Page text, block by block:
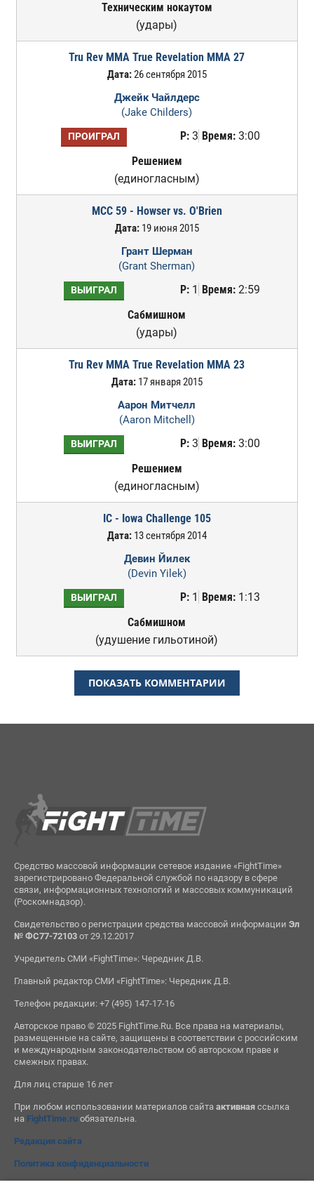
Техническим нокаутом
(удары)
Tru Rev MMA True Revelation MMA 27
Дата:26 сентября 2015
Джейк Чайлдерс
(Jake Childers)
ПРОИГРАЛ Р:3 Время:3:00
Решением
(единогласным)
MCC 59 - Howser vs. O'Brien
Дата:19 июня 2015
Грант Шерман
(Grant Sherman)
ВЫИГРАЛ Р:1 Время:2:59
Сабмишном
(удары)
Tru Rev MMA True Revelation MMA 23
Дата:17 января 2015
Аарон Митчелл
(Aaron Mitchell)
ВЫИГРАЛ Р:3 Время:3:00
Решением
(единогласным)
IC - Iowa Challenge 105
Дата:13 сентября 2014
Девин Йилек
(Devin Yilek)
ВЫИГРАЛ Р:1 Время:1:13
Сабмишном
(удушение гильотиной)
ПОКАЗАТЬ КОММЕНТАРИИ
Средство массовой информации сетевое издание «FightTime»
зарегистрировано Федеральной службой по надзору в сфере
связи, информационных технологий и массовых коммуникаций
(Роскомнадзор).
Свидетельство о регистрации средства массовой информации Эл
№ ФС77-72103от 29.12.2017
Учредитель СМИ «FightTime»: Чередник Д.В.
Главный редактор СМИ «FightTime»: Чередник Д.В.
Телефон редакции: +7 (495) 147-17-16
Авторское право © 2025 FightTime.Ru. Все права на материалы,
размещенные на сайте, защищены в соответствии с российским
и международным законодательством об авторском праве и
смежных правах.
Для лиц старше 16 лет
При любом использовании материалов сайта активнаяссылка
на FightTime.ruобязательна.
Редакция сайта
Политика конфиденциальности